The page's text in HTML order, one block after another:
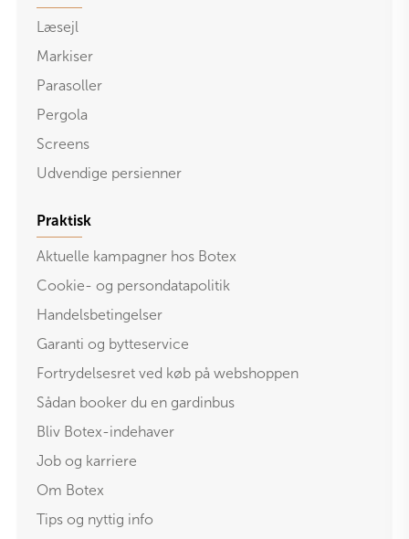
Læsejl
Markiser
Parasoller
Pergola
Screens
Udvendige persienner
Praktisk
Aktuelle kampagner hos Botex
Cookie- og persondatapolitik
Handelsbetingelser
Garanti og bytteservice
Fortrydelsesret ved køb på webshoppen
Sådan booker du en gardinbus
Bliv Botex-indehaver
Job og karriere
Om Botex
Tips og nyttig info